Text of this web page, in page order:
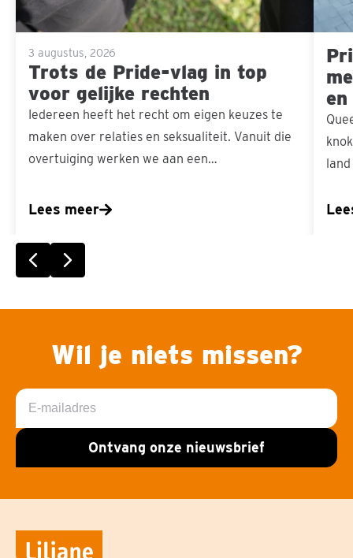
3 augustus, 2026
Trots de Pride-vlag in top
voor gelijke rechten
Iedereen heeft het recht om eigen keuzes te
maken over relaties en seksualiteit. Vanuit die
overtuiging werken we aan een…
Lees meer
voor
gelijke
rechten
en
Vorige slideVolgende slide
Wil je niets missen?
E-
mailadres
Ontvang onze nieuwsbrief